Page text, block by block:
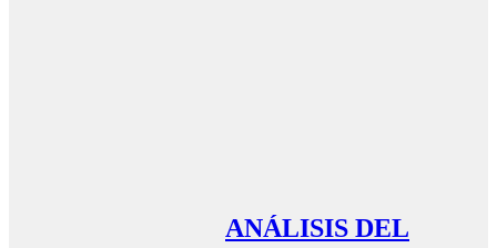
ANÁLISIS DEL